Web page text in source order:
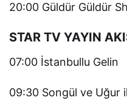
20:00 Güldür Güldür
STAR TV YAYIN
07:00 İstanbullu Gelin
09:30 Songül ve Uğur